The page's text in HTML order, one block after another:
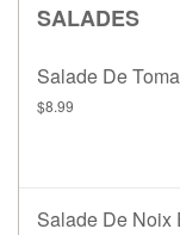
SALADES
Salade De
$8.99
Salade De Noix